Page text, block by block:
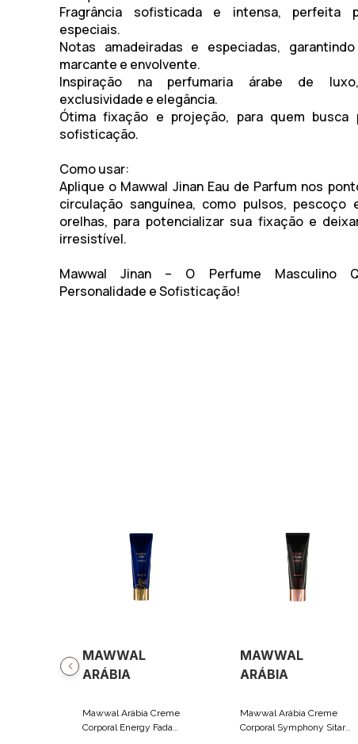
Fragrância sofisticada e intensa, perfeita
especiais.
Notas amadeiradas e especiadas,
marcante e envolvente.
Inspiração na perfumaria árabe de luxo
exclusividade e elegância.
Ótima fixação e projeção, para quem busca
sofisticação.
Como usar:
Aplique o Mawwal Jinan Eau de Parfum nos
circulação sanguínea, como pulsos, pescoço
orelhas, para potencializar sua fixação e
irresistível.
Mawwal Jinan – O Perfume Masculino
Personalidade e Sofisticação!
MAWWAL
ARÁBIA
Mawwal Arábia Creme
Corporal Energy Fada
MAWWAL
ARÁBIA
Mawwal Arábia Creme
Corporal Symphony Sitar